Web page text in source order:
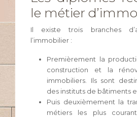
le métier
Il existe trois branches
l’immobilier :
Premièrement la
construction et la
immobiliers. Ils sont
des instituts de bâtiments
Puis deuxièmement la
métiers les plus